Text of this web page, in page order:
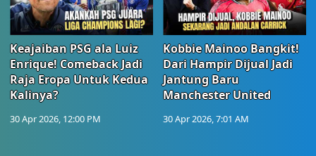
Keajaiban PSG ala Luiz
Enrique! Comeback Jadi
Raja Eropa Untuk Kedua
Kalinya?
30 Apr 2026, 12:00 PM
Kobbie Mainoo Bangkit!
Dari Hampir Dijual Jadi
Jantung Baru
Manchester United
30 Apr 2026, 7:01 AM